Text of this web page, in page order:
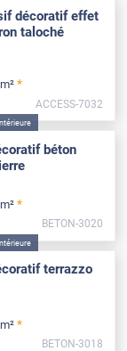
décoratif effet
taloché
*
ACCESS-7032
béton
*
BETON-3020
terrazzo
*
BETON-3018